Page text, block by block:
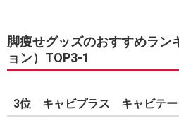
脚痩せグッズのおすすめラン
ョン）TOP3-1
3位 キャビプラス キャビテー